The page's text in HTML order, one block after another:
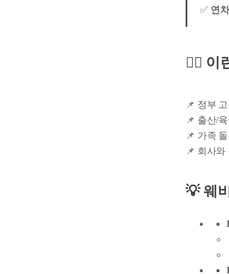
✅ 연
🙋‍♀️ 이
📌 정부
📌 출산/
📌 가족
📌 회사
💡 웨